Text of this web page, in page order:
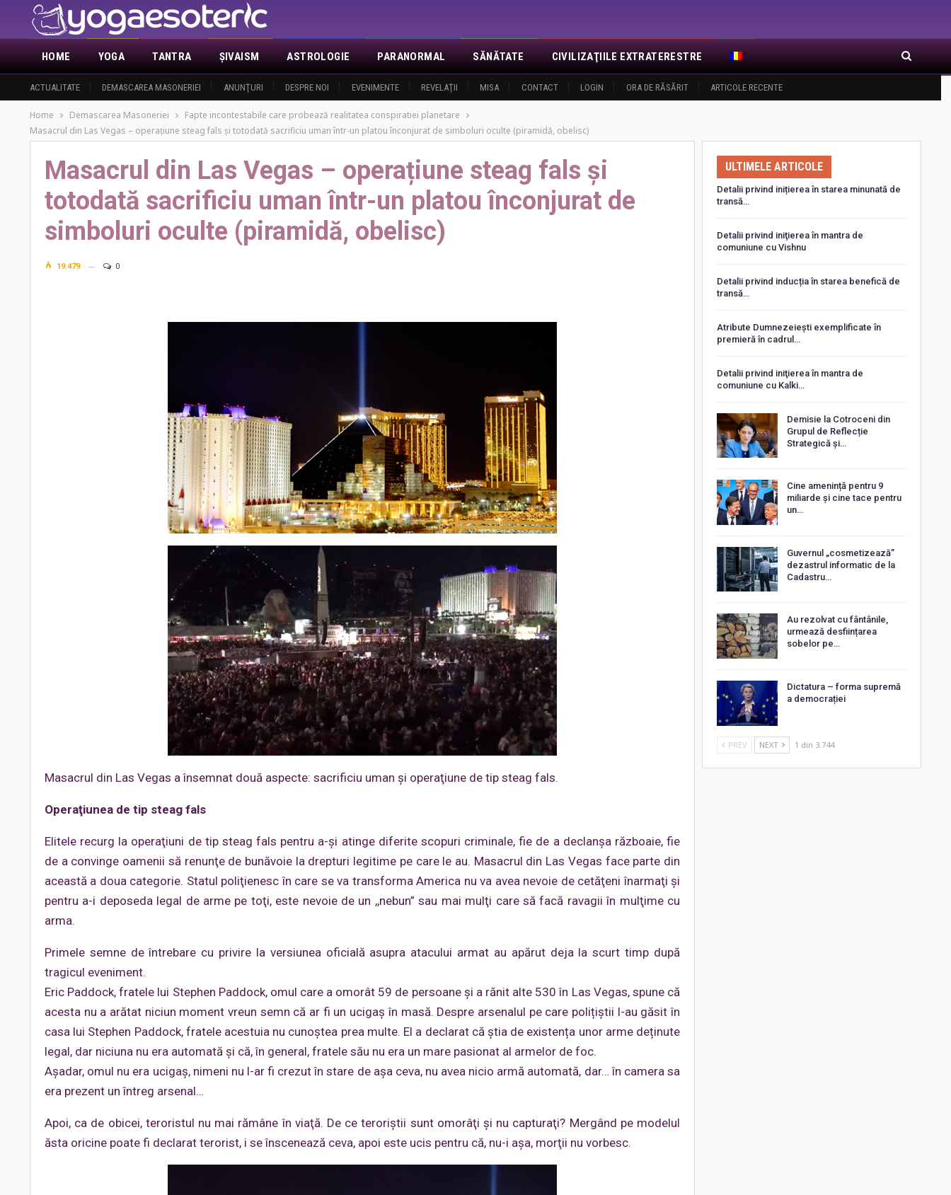
HOME
ACTUALITATE DEMASCAREA MASONERIEI ANUNŢURI DESPRE NOI EVENIMENTE REVELAŢII MISA CONTACT LOGIN ORA DE RĂSĂRIT ARTICOLE RECENTE
YOGA TANTRA ŞIVAISM ASTROLOGIE PARANORMAL SĂNĂTATE CIVILIZAŢIILE EXTRATERESTRE
Home Demascarea Masoneriei
Fapte incontestabile care probează realitatea conspiratiei planetare
Masacrul din Las Vegas – operațiune steag fals și totodată sacrificiu uman într-un platou înconjurat de simboluri oculte (piramidă, obelisc)
Masacrul din Las Vegas – operațiune steag fals și
totodată sacrificiu uman într-un platou înconjurat de
simboluri oculte (piramidă, obelisc)
19.479 0
Masacrul din Las Vegas a însemnat două aspecte: sacrificiu uman şi operaţiune de tip steag fals.
Operaţiunea de tip steag fals
Elitele recurg la operaţiuni de tip steag fals pentru a-și atinge diferite scopuri criminale, fie de a declanșa războaie, fie
de a convinge oamenii să renunţe de bunăvoie la drepturi legitime pe care le au. Masacrul din Las Vegas face parte din
această a doua categorie. Statul poliţienesc în care se va transforma America nu va avea nevoie de cetăţeni înarmaţi și
pentru a-i deposeda legal de arme pe toţi, este nevoie de un ,,nebun” sau mai mulţi care să facă ravagii în mulţime cu
arma.
Primele semne de întrebare cu privire la versiunea oficială asupra atacului armat au apărut deja la scurt timp după
tragicul eveniment.
Eric Paddock, fratele lui Stephen Paddock, omul care a omorât 59 de persoane și a rănit alte 530 în Las Vegas, spune că
acesta nu a arătat niciun moment vreun semn că ar fi un ucigaș în masă. Despre arsenalul pe care polițiștii l-au găsit în
casa lui Stephen Paddock, fratele acestuia nu cunoștea prea multe. El a declarat că știa de existența unor arme deținute
legal, dar niciuna nu era automată și că, în general, fratele său nu era un mare pasionat al armelor de foc.
Aşadar, omul nu era ucigaş, nimeni nu l-ar fi crezut în stare de aşa ceva, nu avea nicio armă automată, dar… în camera sa
era prezent un întreg arsenal…
Apoi, ca de obicei, teroristul nu mai rămâne în viaţă. De ce teroriştii sunt omorâţi şi nu capturaţi? Mergând pe modelul
ăsta oricine poate fi declarat terorist, i se înscenează ceva, apoi este ucis pentru că, nu-i aşa, morţii nu vorbesc.
ULTIMELE ARTICOLE
Detalii privind inițierea în starea minunată de
transă…
Detalii privind iniţierea în mantra de
comuniune cu Vishnu
Detalii privind inducția în starea benefică de
transă…
Atribute Dumnezeiești exemplificate în
premieră în cadrul…
Detalii privind iniţierea în mantra de
comuniune cu Kalki…
Demisie la Cotroceni din
Grupul de Reflecție
Strategică și…
Cine amenință pentru 9
miliarde și cine tace pentru
un…
Guvernul „cosmetizează”
dezastrul informatic de la
Cadastru…
Au rezolvat cu fântânile,
urmează desființarea
sobelor pe…
Dictatura – forma supremă
a democrației
PREV NEXT 1 din 3.744